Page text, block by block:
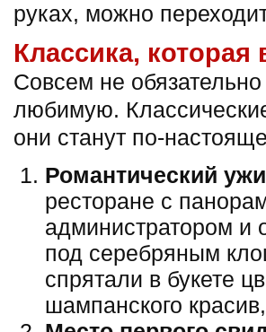
руках, можно
Классика, которая
Совсем не
любимую.
они станут по-
Романтический
ресторане с
администратором и
под серебряным
спрятали в букете
шампанского